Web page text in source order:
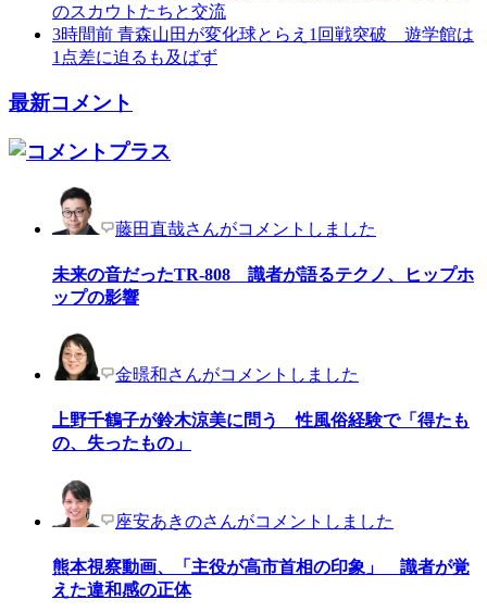
のスカウトたちと交流
3時間前 青森山田が変化球とらえ1回戦突破 遊学館は
1点差に迫るも及ばず
最新コメント
藤田直哉さんがコメントしました
未来の音だったTR-808 識者が語るテクノ、ヒップホ
ップの影響
金暻和さんがコメントしました
上野千鶴子が鈴木涼美に問う 性風俗経験で「得たも
の、失ったもの」
座安あきのさんがコメントしました
熊本視察動画、「主役が高市首相の印象」 識者が覚
えた違和感の正体